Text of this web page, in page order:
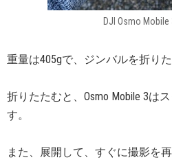
DJI Osmo Mobile
重量は405gで、ジンバルを折り
折りたたむと、Osmo Mobile 3は
す。
また、展開して、すぐに撮影を